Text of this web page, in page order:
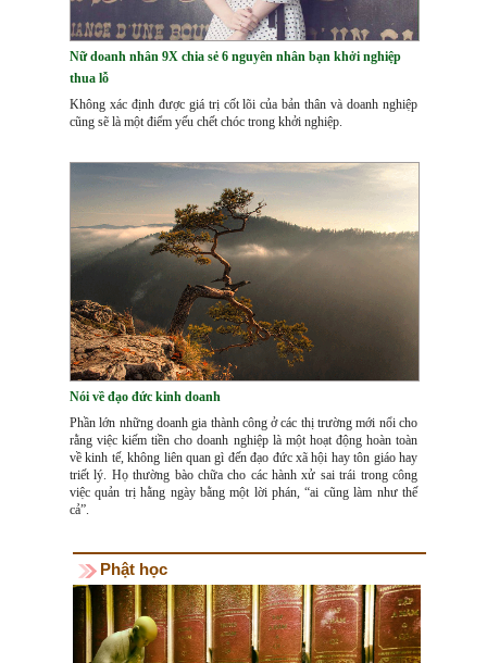
Nữ doanh nhân 9X chia sẻ 6 nguyên nhân bạn khởi nghiệp
thua lỗ
Không xác định được giá trị cốt lõi của bản thân và doanh nghiệp
cũng sẽ là một điểm yếu chết chóc trong khởi nghiệp.
Nói về đạo đức kinh doanh
Phần lớn những doanh gia thành công ở các thị trường mới nổi cho
rằng việc kiếm tiền cho doanh nghiệp là một hoạt động hoàn toàn
về kinh tế, không liên quan gì đến đạo đức xã hội hay tôn giáo hay
triết lý. Họ thường bào chữa cho các hành xử sai trái trong công
việc quản trị hằng ngày bằng một lời phán, “ai cũng làm như thế
cả”.
Phật học